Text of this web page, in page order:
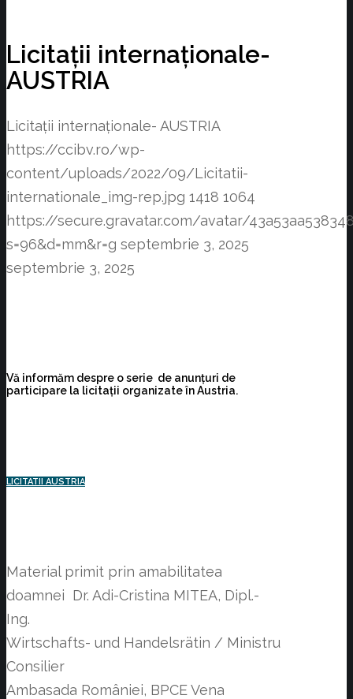
Licitații internaționale-
AUSTRIA
Licitații internaționale- AUSTRIA
https://ccibv.ro/wp-
content/uploads/2022/09/Licitatii-
internationale_img-rep.jpg 1418 1064
https://secure.gravatar.com/avatar/
s=96&d=mm&r=g septembrie 3, 2025
septembrie 3, 2025
Vă informăm despre o serie de anunțuri de
participare la licitații organizate în Austria.
LICITATII AUSTRIA
Material primit prin amabilitatea
doamnei Dr. Adi-Cristina MITEA, Dipl.-
Ing.
Wirtschafts- und Handelsrätin / Ministru
Consilier
Ambasada României, BPCE Vena